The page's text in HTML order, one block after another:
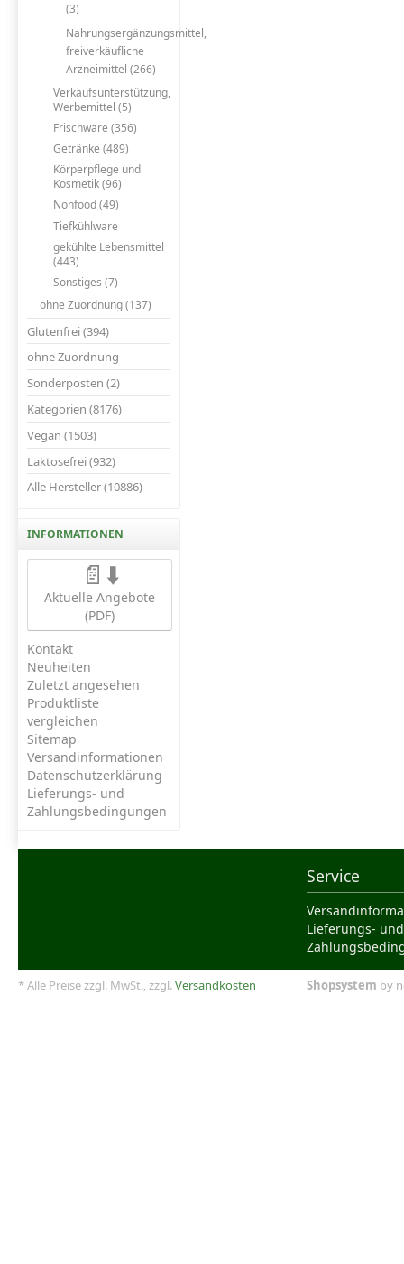
(3)
Nahrungsergänzungsmittel,
freiverkäufliche
Arzneimittel (266)
Verkaufsunterstützung,
Werbemittel (5)
Frischware (356)
Getränke (489)
Körperpflege und
Kosmetik (96)
Nonfood (49)
Tiefkühlware
gekühlte Lebensmittel
(443)
Sonstiges (7)
ohne Zuordnung (137)
Glutenfrei (394)
ohne Zuordnung
Sonderposten (2)
Kategorien (8176)
Vegan (1503)
Laktosefrei (932)
Alle Hersteller (10886)
INFORMATIONEN
📄⬇️
Aktuelle Angebote
(PDF)
Kontakt
Neuheiten
Zuletzt angesehen
Produktliste
vergleichen
Sitemap
Versandinformationen
Datenschutzerklärung
Lieferungs- und
Zahlungsbedingungen
Service
Lieferungs- und
* Alle Preise zzgl. MwSt., zzgl.Versandkosten Shopsystem by